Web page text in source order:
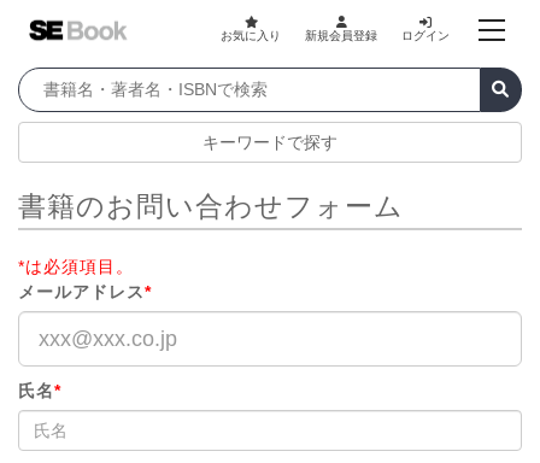
お気に入り 新規会員登録 ログイン
キーワードで探す
書籍のお問い合わせフォーム
*は必須項目。
メールアドレス*
氏名*